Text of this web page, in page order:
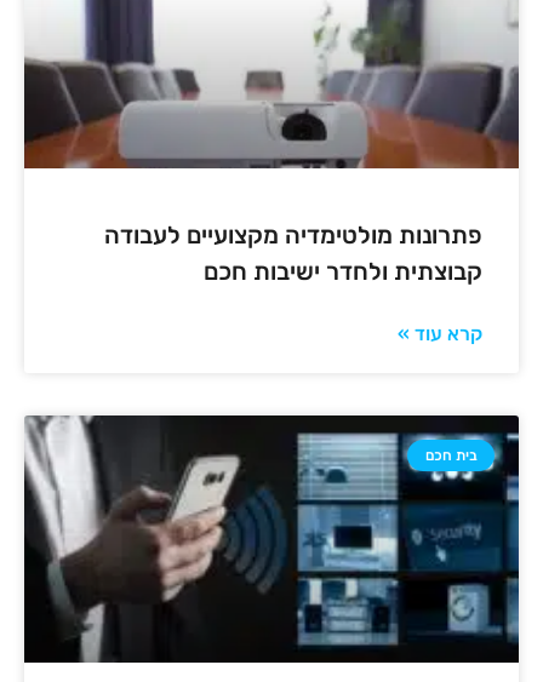
פתרונות מולטימדיה מקצועיים לעבודה
קבוצתית ולחדר ישיבות חכם
קרא עוד »
בית חכם